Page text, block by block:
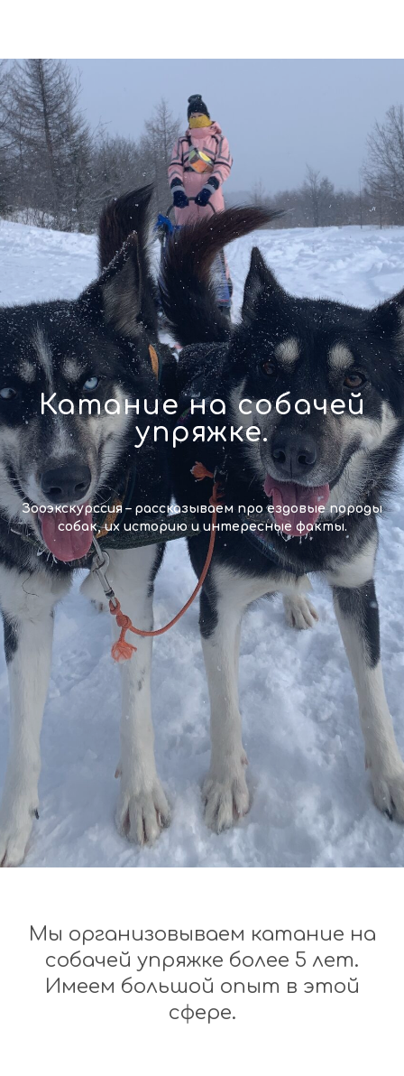
Катание на собачей
упряжке.
Зооэкскурссия – рассказываем про ездовые породы
собак, их историю и интересные факты.
Мы организовываем катание на
собачей упряжке более 5 лет.
Имеем большой опыт в этой
сфере.